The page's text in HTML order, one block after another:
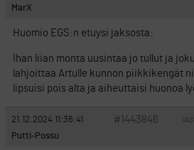
MarX
Huomio EGS:n etuysi jaksosta:
Ihan liian monta uusintaa jo tullut ja
lahjoittaa Artulle kunnon piikkikengät
lipsuisi pois alta ja aiheuttaisi huonoa
21.12.2024 11:36:41 #1443846
Putti-Possu